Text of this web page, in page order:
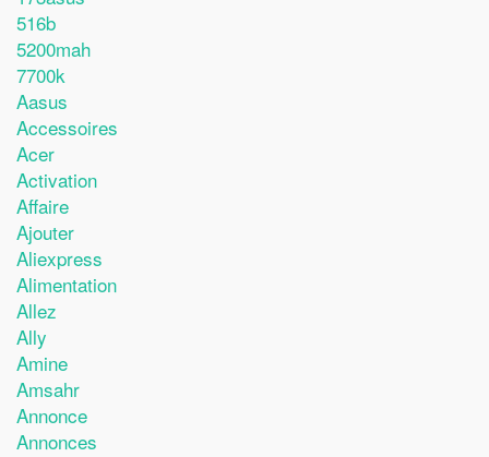
516b
5200mah
7700k
Aasus
Accessoires
Acer
Activation
Affaire
Ajouter
Aliexpress
Alimentation
Allez
Ally
Amine
Amsahr
Annonce
Annonces